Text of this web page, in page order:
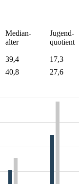
Median-
alter
Jugend-
quotient
39,4
17,3
40,8 27,6